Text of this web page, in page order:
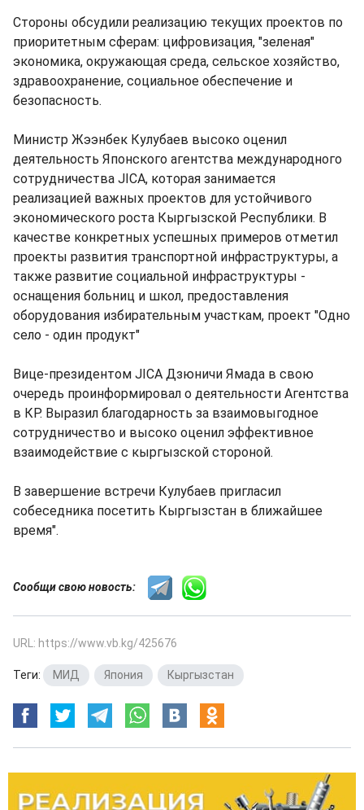
Стороны обсудили реализацию текущих проектов по
приоритетным сферам: цифровизация, "зеленая"
экономика, окружающая среда, сельское хозяйство,
здравоохранение, социальное обеспечение и
безопасность.
Министр Жээнбек Кулубаев высоко оценил
деятельность Японского агентства международного
сотрудничества JICA, которая занимается
реализацией важных проектов для устойчивого
экономического роста Кыргызской Республики. В
качестве конкретных успешных примеров отметил
проекты развития транспортной инфраструктуры, а
также развитие социальной инфраструктуры -
оснащения больниц и школ, предоставления
оборудования избирательным участкам, проект "Одно
село - один продукт"
Вице-президентом JICA Дзюничи Ямада в свою
очередь проинформировал о деятельности Агентства
в КР. Выразил благодарность за взаимовыгодное
сотрудничество и высоко оценил эффективное
взаимодействие c кыргызской стороной.
В завершение встречи Кулубаев пригласил
собеседника посетить Кыргызстан в ближайшее
время".
Сообщи свою новость:
URL: https://www.vb.kg/425676
Теги: МИД Япония Кыргызстан